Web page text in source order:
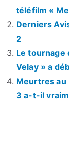
téléfilm «
Derniers
2
Le tournage
Velay » a
Meurtres au
3 a-t-il